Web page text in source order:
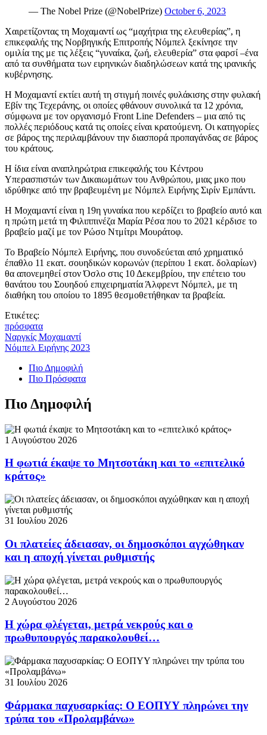
— The Nobel Prize (@NobelPrize) October 6, 2023
Χαιρετίζοντας τη Μοχαμαντί ως “μαχήτρια της ελευθερίας”, η
επικεφαλής της Νορβηγικής Επιτροπής Νόμπελ ξεκίνησε την
ομιλία της με τις λέξεις “γυναίκα, ζωή, ελευθερία” στα φαρσί –ένα
από τα συνθήματα των ειρηνικών διαδηλώσεων κατά της ιρανικής
κυβέρνησης.
Η Μοχαμαντί εκτίει αυτή τη στιγμή ποινές φυλάκισης στην φυλακή
Εβίν της Τεχεράνης, οι οποίες φθάνουν συνολικά τα 12 χρόνια,
σύμφωνα με τον οργανισμό Front Line Defenders – μια από τις
πολλές περιόδους κατά τις οποίες είναι κρατούμενη. Οι κατηγορίες
σε βάρος της περιλαμβάνουν την διασπορά προπαγάνδας σε βάρος
του κράτους.
Η ίδια είναι αναπληρώτρια επικεφαλής του Κέντρου
Υπερασπιστών των Δικαιωμάτων του Ανθρώπου, μιας μκο που
ιδρύθηκε από την βραβευμένη με Νόμπελ Ειρήνης Σιρίν Εμπάντι.
Η Μοχαμαντί είναι η 19η γυναίκα που κερδίζει το βραβείο αυτό και
η πρώτη μετά τη Φιλιππινέζα Μαρία Ρέσα που το 2021 κέρδισε το
βραβείο μαζί με τον Ρώσο Ντμίτρι Μουράτοφ.
Το Βραβείο Νόμπελ Ειρήνης, που συνοδεύεται από χρηματικό
έπαθλο 11 εκατ. σουηδικών κορωνών (περίπου 1 εκατ. δολαρίων)
θα απονεμηθεί στον Όσλο στις 10 Δεκεμβρίου, την επέτειο του
θανάτου του Σουηδού επιχειρηματία Άλφρεντ Νόμπελ, με τη
διαθήκη του οποίου το 1895 θεσμοθετήθηκαν τα βραβεία.
Ετικέτες:
πρόσφατα
Ναργκίς Μοχαμαντί
Νόμπελ Ειρήνης 2023
Πιο Δημοφιλή
Πιο Πρόσφατα
Πιο Δημοφιλή
1 Αυγούστου 2026
Η φωτιά έκαψε το Μητσοτάκη και το «επιτελικό
κράτος»
31 Ιουλίου 2026
Οι πλατείες άδειασαν, οι δημοσκόποι αγχώθηκαν
και η αποχή γίνεται ρυθμιστής
2 Αυγούστου 2026
Η χώρα φλέγεται, μετρά νεκρούς και ο
πρωθυπουργός παρακολουθεί…
31 Ιουλίου 2026
Φάρμακα παχυσαρκίας: Ο ΕΟΠΥΥ πληρώνει την
τρύπα του «Προλαμβάνω»